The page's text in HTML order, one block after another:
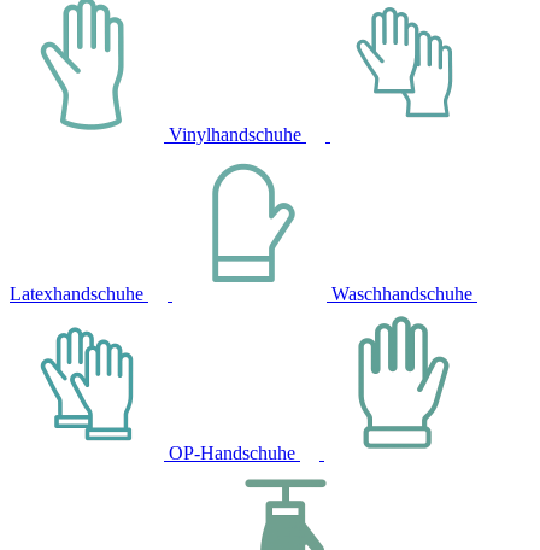
Vinylhandschuhe
Latexhandschuhe Waschhandschuhe
OP-Handschuhe